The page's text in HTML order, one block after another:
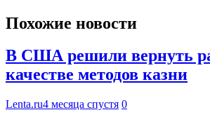
Похожие новости
В США решили вернуть
качестве методов казни
Lenta.ru4 месяца спустя 0